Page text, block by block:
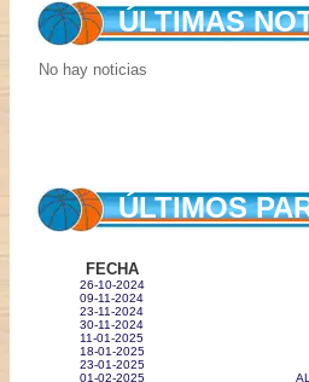
ÚLTIMAS
No hay noticias
ÚLTIMOS
FECHA
26-10-2024
09-11-2024
23-11-2024
30-11-2024
11-01-2025
18-01-2025
23-01-2025
01-02-2025